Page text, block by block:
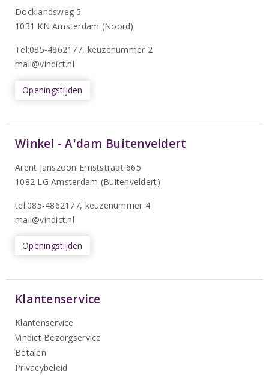
Docklandsweg 5
1031 KN Amsterdam (Noord)
Tel:085-4862177, keuzenummer 2
mail@vindict.nl
Openingstijden
Winkel - A'dam Buitenveldert
Arent Janszoon Ernststraat 665
1082 LG Amsterdam (Buitenveldert)
tel:085-4862177, keuzenummer 4
mail@vindict.nl
Openingstijden
Klantenservice
Klantenservice
Vindict Bezorgservice
Betalen
Privacybeleid